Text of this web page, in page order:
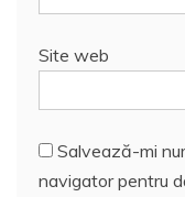
Site web
Salvează-mi
navigator pentru